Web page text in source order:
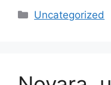
Categories
Uncategorized